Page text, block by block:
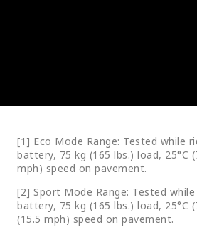
[1] Eco Mode Range: Tested while
battery, 75 kg (165 lbs.) load, 25°C
mph) speed on pavement.
[2] Sport Mode Range: Tested
battery, 75 kg (165 lbs.) load, 25°C
(15.5 mph) speed on pavement.